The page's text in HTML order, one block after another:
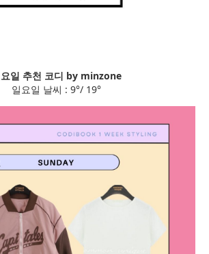
일 추천 코디 by minzone
일요일 날씨 : 9°/ 19°